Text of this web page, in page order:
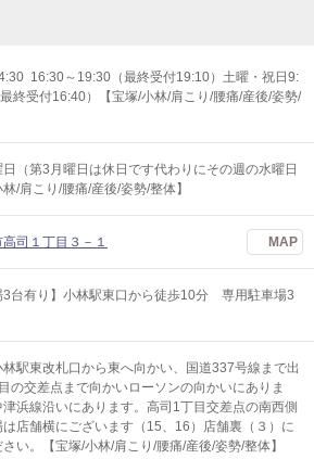
16:30～19:30（最終受付19:10）土曜・祝日9:
終受付16:40）【宝塚/小林/肩こり/腰痛/産後/姿勢/
（第3月曜日は休日です代わりにその週の水曜日
/肩こり/腰痛/産後/姿勢/整体】
司１丁目３－１ MAP
3台有り】小林駅東口から徒歩10分 専用駐車場3
林駅東改札口から東へ向かい、国道337号線まで出
の交差点まで向かいローソンの向かいにありま
浜線沿いにあります。高司1丁目交差点の南西側
店舗横にございます（15、16）店舗裏（３）に
い。【宝塚/小林/肩こり/腰痛/産後/姿勢/整体】